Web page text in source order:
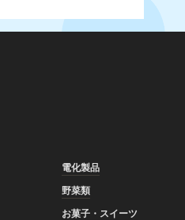
電化製品
野菜類
お菓子・スイーツ